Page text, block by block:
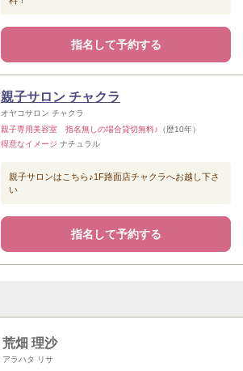
指名して予約する
親子サロン チャクラ
オヤコサロン チャクラ
親子専用美容室 指名無しの場合貸切無料♪ （歴10年）
得意なイメージ ナチュラル
親子サロンはこちら♪1F路面店チャクラへお越し下さ
い
指名して予約する
荒畑 理沙
アラハタ リサ